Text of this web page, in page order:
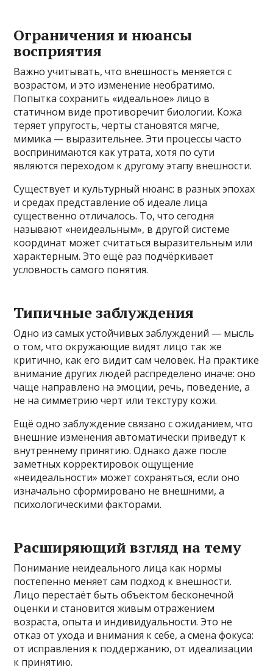
Ограничения и нюансы
восприятия
Важно учитывать, что внешность меняется с
возрастом, и это изменение необратимо.
Попытка сохранить «идеальное» лицо в
статичном виде противоречит биологии. Кожа
теряет упругость, черты становятся мягче,
мимика — выразительнее. Эти процессы часто
воспринимаются как утрата, хотя по сути
являются переходом к другому этапу внешности.
Существует и культурный нюанс: в разных эпохах
и средах представление об идеале лица
существенно отличалось. То, что сегодня
называют «неидеальным», в другой системе
координат может считаться выразительным или
характерным. Это ещё раз подчёркивает
условность самого понятия.
Типичные заблуждения
Одно из самых устойчивых заблуждений — мысль
о том, что окружающие видят лицо так же
критично, как его видит сам человек. На практике
внимание других людей распределено иначе: оно
чаще направлено на эмоции, речь, поведение, а
не на симметрию черт или текстуру кожи.
Ещё одно заблуждение связано с ожиданием, что
внешние изменения автоматически приведут к
внутреннему принятию. Однако даже после
заметных корректировок ощущение
«неидеальности» может сохраняться, если оно
изначально сформировано не внешними, а
психологическими факторами.
Расширяющий взгляд на тему
Понимание неидеального лица как нормы
постепенно меняет сам подход к внешности.
Лицо перестаёт быть объектом бесконечной
оценки и становится живым отражением
возраста, опыта и индивидуальности. Это не
отказ от ухода и внимания к себе, а смена фокуса:
от исправления к поддержанию, от идеализации
к принятию.